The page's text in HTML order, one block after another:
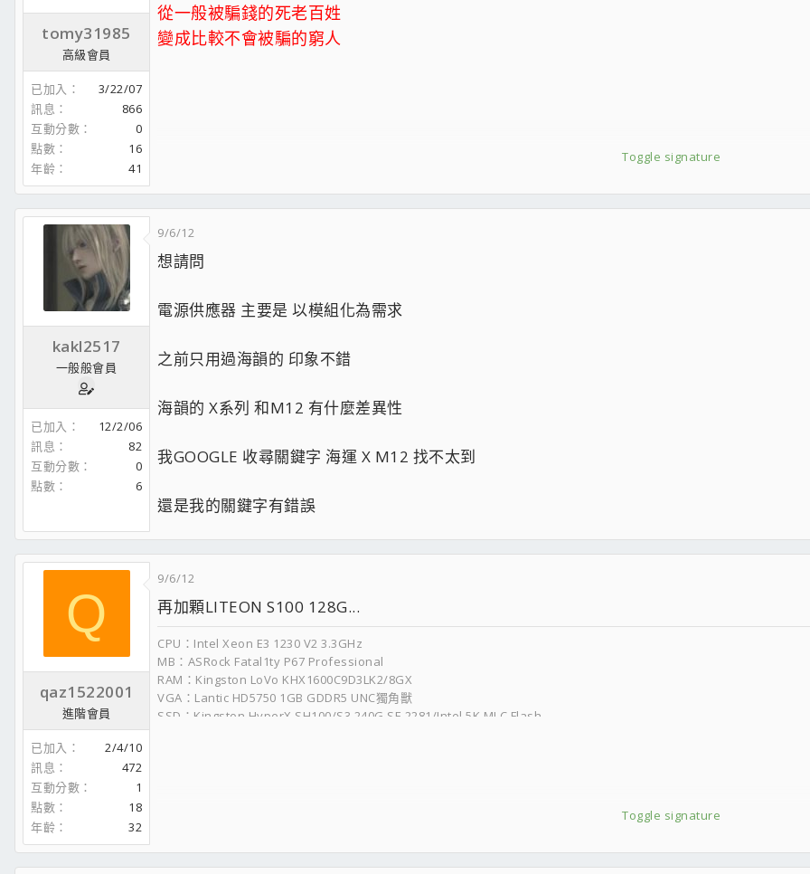
tomy31985
高級會員
已加入
3/22/07
訊息
866
互動分數
0
點數
16
年齡
41
Toggle signature
從一般被騙錢的死老百姓
變成比較不會被騙的窮人
歡迎高雄的版友來閒聊;tongue;
CPU:XEON E3-1231V3
RAM:金士頓 HX324C11T3K2/16
HDD1:INTEL 330 120G
VGA:MSI GTX260
CASE:XIGMATEK MACH II
[SIGPIC][/SIGPIC]
kakl2517
一般般會員
已加入
12/2/06
訊息
82
互動分數
0
點數
6
9/6/12
想請問
電源供應器 主要是 以模組化為需求
之前只用過海韻的 印象不錯
海韻的 X系列 和M12 有什麼差異性
我GOOGLE 收尋關鍵字 海運 X M12 找不太到
還是我的關鍵字有錯誤
Q
qaz1522001
進階會員
已加入
2/4/10
訊息
472
互動分數
1
點數
18
年齡
32
9/6/12
再加顆LITEON S100 128G...
Toggle signature
CPU：Intel Xeon E3 1230 V2 3.3GHz
MB：ASRock Fatal1ty P67 Professional
RAM：Kingston LoVo KHX1600C9D3LK2/8GX
VGA：Lantic HD5750 1GB GDDR5 UNC獨角獸
SSD：Kingston HyperX SH100/S3 240G SF-2281/Intel 5K MLC Flash